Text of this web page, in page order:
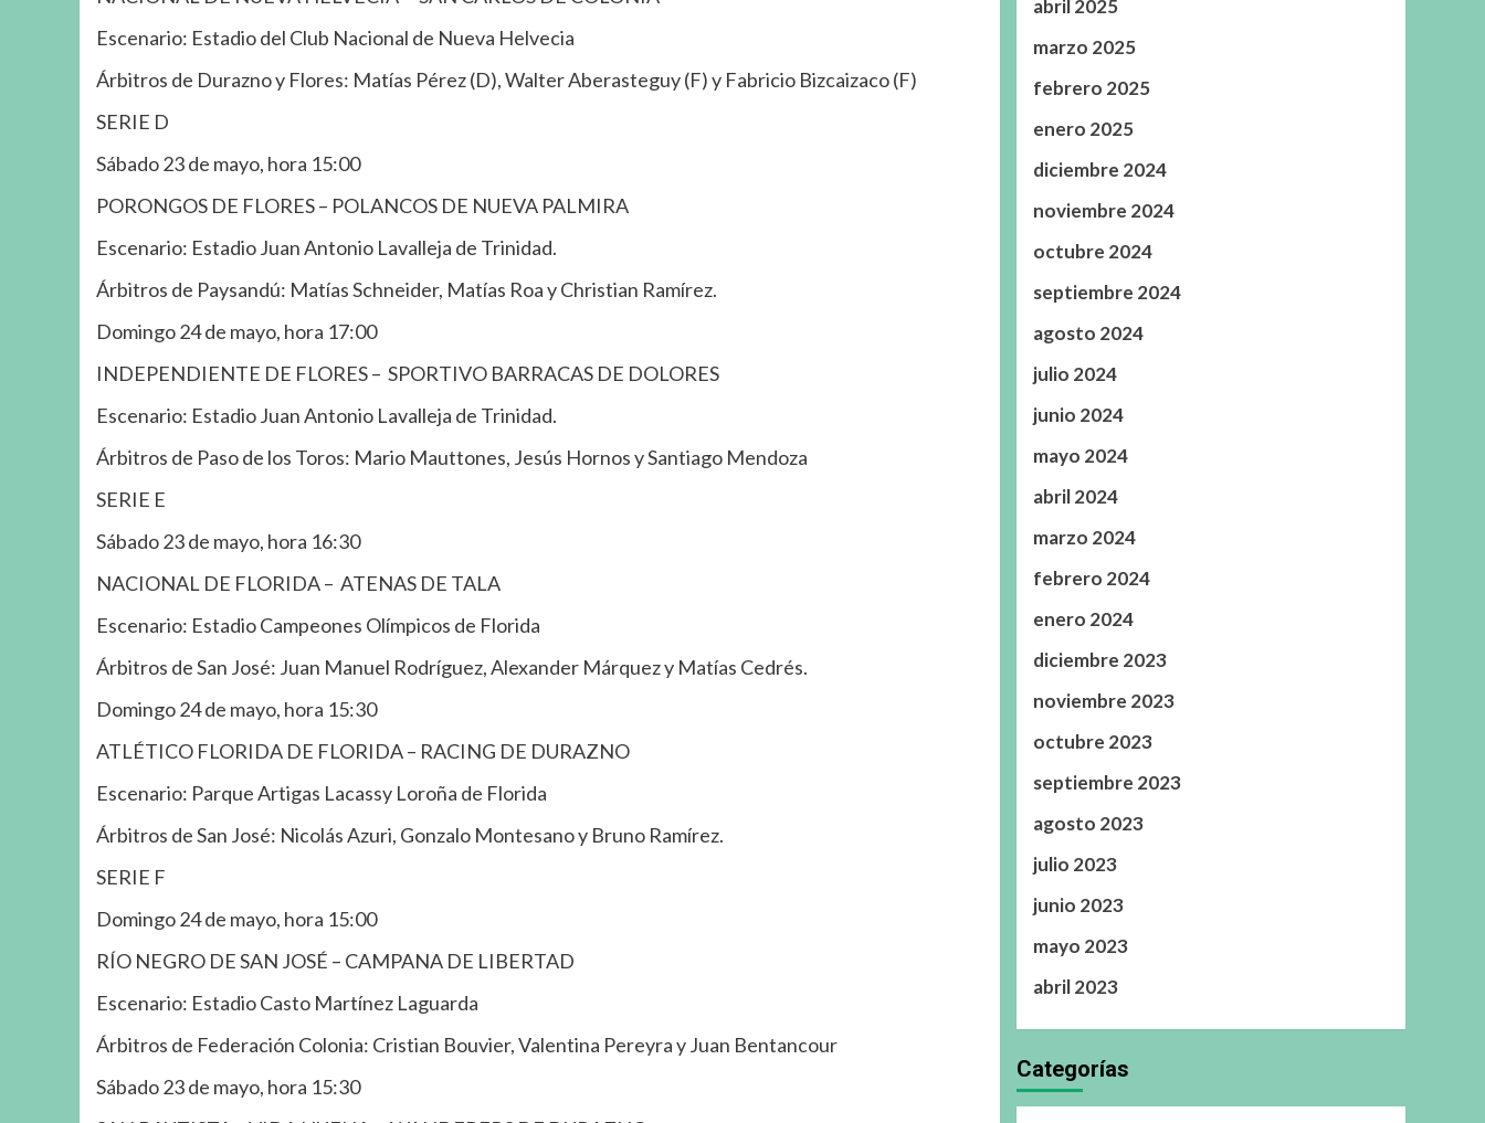
Escenario: Estadio del Club Nacional de Nueva Helvecia
Árbitros de Durazno y Flores: Matías Pérez (D), Walter Aberasteguy (F) y Fabricio Bizcaizaco (F)
SERIE D
Sábado 23 de mayo, hora 15:00
PORONGOS DE FLORES – POLANCOS DE NUEVA PALMIRA
Escenario: Estadio Juan Antonio Lavalleja de Trinidad.
Árbitros de Paysandú: Matías Schneider, Matías Roa y Christian Ramírez.
Domingo 24 de mayo, hora 17:00
INDEPENDIENTE DE FLORES – SPORTIVO BARRACAS DE DOLORES
Escenario: Estadio Juan Antonio Lavalleja de Trinidad.
Árbitros de Paso de los Toros: Mario Mauttones, Jesús Hornos y Santiago Mendoza
SERIE E
Sábado 23 de mayo, hora 16:30
NACIONAL DE FLORIDA – ATENAS DE TALA
Escenario: Estadio Campeones Olímpicos de Florida
Árbitros de San José: Juan Manuel Rodríguez, Alexander Márquez y Matías Cedrés.
Domingo 24 de mayo, hora 15:30
ATLÉTICO FLORIDA DE FLORIDA – RACING DE DURAZNO
Escenario: Parque Artigas Lacassy Loroña de Florida
Árbitros de San José: Nicolás Azuri, Gonzalo Montesano y Bruno Ramírez.
SERIE F
Domingo 24 de mayo, hora 15:00
RÍO NEGRO DE SAN JOSÉ – CAMPANA DE LIBERTAD
Escenario: Estadio Casto Martínez Laguarda
Árbitros de Federación Colonia: Cristian Bouvier, Valentina Pereyra y Juan Bentancour
Sábado 23 de mayo, hora 15:30
abril 2025
marzo 2025
febrero 2025
enero 2025
diciembre 2024
noviembre 2024
octubre 2024
septiembre 2024
agosto 2024
julio 2024
junio 2024
mayo 2024
abril 2024
marzo 2024
febrero 2024
enero 2024
diciembre 2023
noviembre 2023
octubre 2023
septiembre 2023
agosto 2023
julio 2023
junio 2023
mayo 2023
abril 2023
Categorías